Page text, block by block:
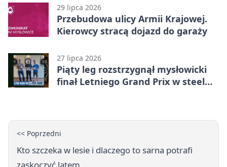
29 lipca 2026
Przebudowa ulicy Armii Krajowej.
Kierowcy stracą dojazd do garaży
27 lipca 2026
Piąty leg rozstrzygnął mysłowicki
finał Letniego Grand Prix w steel
<< Poprzedni
Kto szczeka w lesie i dlaczego to sarna potrafi